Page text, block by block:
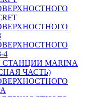
4
MARINA
ЧАСТЬ)